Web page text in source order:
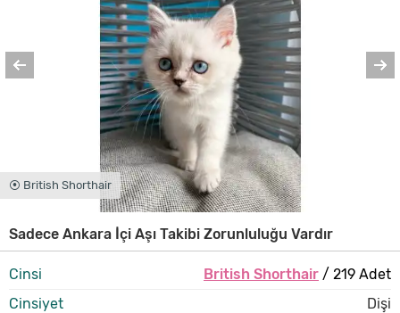
⦿ British Shorthair
Sadece Ankara İçi Aşı Takibi Zorunluluğu Vardır
Cinsi British Shorthair/ 219 Adet
Cinsiyet
Dişi